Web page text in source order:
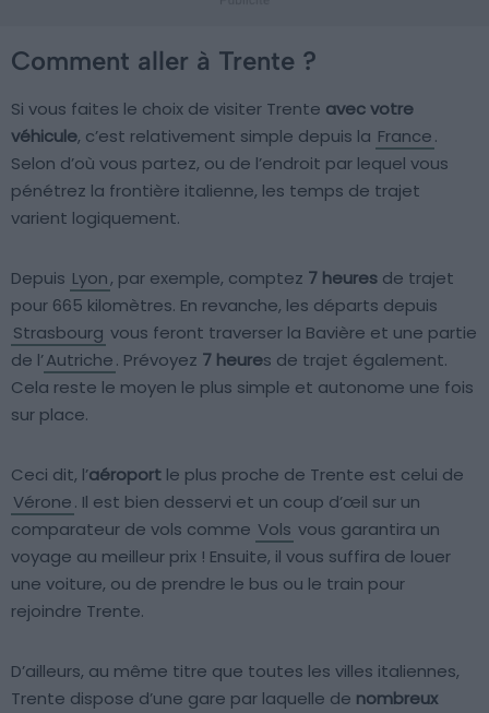
Comment aller à Trente ?
Si vous faites le choix de visiter Trente avec votre
véhicule, c’est relativement simple depuis la France.
Selon d’où vous partez, ou de l’endroit par lequel vous
pénétrez la frontière italienne, les temps de trajet
varient logiquement.
Depuis Lyon, par exemple, comptez 7 heures de trajet
pour 665 kilomètres. En revanche, les départs depuis
Strasbourg vous feront traverser la Bavière et une partie
de l’Autriche. Prévoyez 7 heures de trajet également.
Cela reste le moyen le plus simple et autonome une fois
sur place.
Ceci dit, l’aéroport le plus proche de Trente est celui de
Vérone. Il est bien desservi et un coup d’œil sur un
comparateur de vols comme Vols vous garantira un
voyage au meilleur prix ! Ensuite, il vous suffira de louer
une voiture, ou de prendre le bus ou le train pour
rejoindre Trente.
D’ailleurs, au même titre que toutes les villes italiennes,
Trente dispose d’une gare par laquelle de nombreux